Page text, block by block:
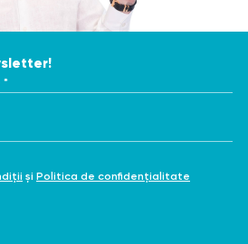
*
și Politica de confidențialitate